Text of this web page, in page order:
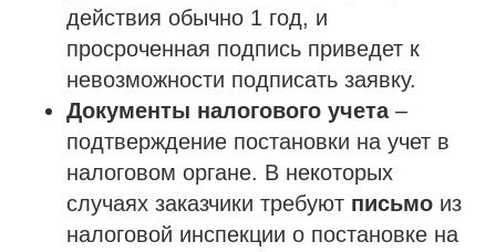
действия обычно 1 год, и
просроченная подпись приведет к
невозможности подписать заявку.
Документы налогового учета–
подтверждение постановки на учет в
налоговом органе. В некоторых
случаях заказчики требуют письмо из
налоговой инспекции о постановке на